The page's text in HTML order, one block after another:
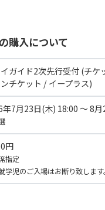
購入について
ガイド2次先行受付 (チケ
チケット / イープラス)
年7月23日(木) 18:00 ～ 8
円
指定
学児のご入場はお断り致します。